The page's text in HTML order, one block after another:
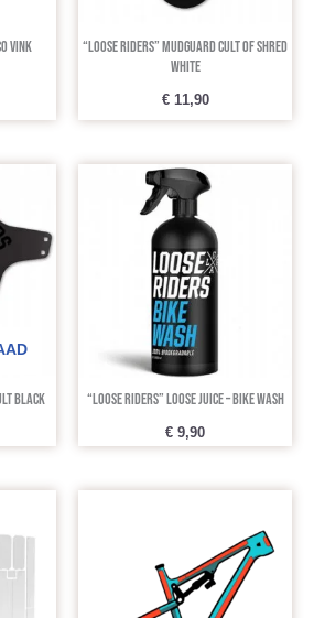
Vink
“Loose Riders” Mudguard Cult Of Shred
White
€11,90
Black “Loose Riders” Loose Juice – Bike Wash
€ 9,90